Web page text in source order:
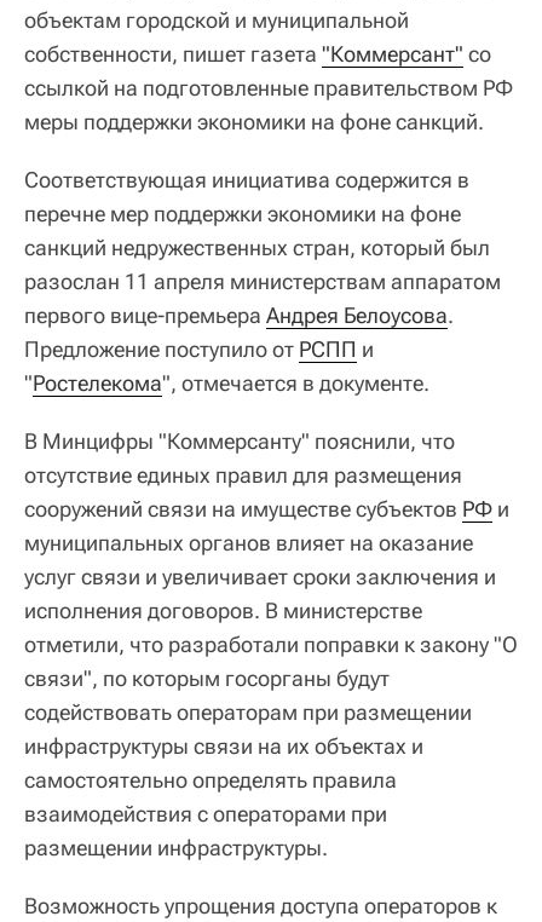
объектам городской и муниципальной
собственности, пишет газета "Коммерсант" со
ссылкой на подготовленные правительством РФ
меры поддержки экономики на фоне санкций.
Соответствующая инициатива содержится в
перечне мер поддержки экономики на фоне
санкций недружественных стран, который был
разослан 11 апреля министерствам аппаратом
первого вице-премьера Андрея Белоусова.
Предложение поступило от РСПП и
"Ростелекома", отмечается в документе.
В Минцифры "Коммерсанту" пояснили, что
отсутствие единых правил для размещения
сооружений связи на имуществе субъектов РФ и
муниципальных органов влияет на оказание
услуг связи и увеличивает сроки заключения и
исполнения договоров. В министерстве
отметили, что разработали поправки к закону "О
связи", по которым госорганы будут
содействовать операторам при размещении
инфраструктуры связи на их объектах и
самостоятельно определять правила
взаимодействия с операторами при
размещении инфраструктуры.
Возможность упрощения доступа операторов к